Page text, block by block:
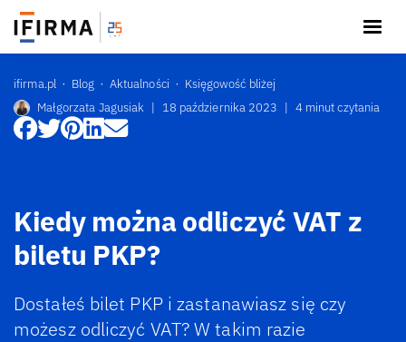
ifirma.pl Blog Aktualności
Księgowość bliżej
Małgorzata Jagusiak | 18 października 2023 | 4 minut czytania
Kiedy można odliczyć VAT z
biletu PKP?
Dostałeś bilet PKP i zastanawiasz się czy
możesz odliczyć VAT? W takim razie